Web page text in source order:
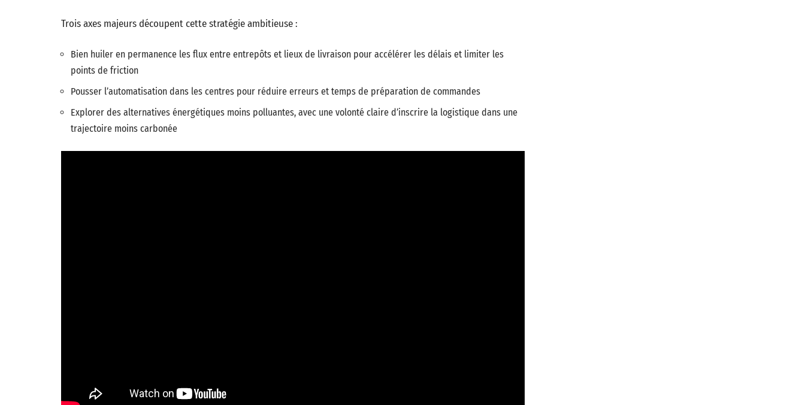
Trois axes majeurs découpent cette stratégie ambitieuse :
Bien huiler en permanence les flux entre entrepôts et lieux de livraison pour accélérer les délais et limiter les
points de friction
Pousser l’automatisation dans les centres pour réduire erreurs et temps de préparation de commandes
Explorer des alternatives énergétiques moins polluantes, avec une volonté claire d’inscrire la logistique dans une
trajectoire moins carbonée